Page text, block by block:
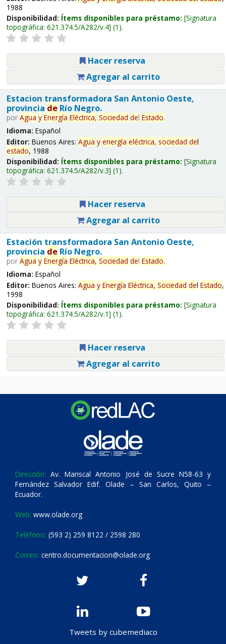
1988
Disponibilidad: Ítems disponibles para préstamo: Signatura
topográfica: 621.374.5/A282/v.4 (1).
Hacer reserva
Agregar al carrito
Estacion transformadora San Antonio Oeste,
provincia deRío Negro.
por Agua y Energía Eléctrica, Sociedad del Estado.
Idioma: Español
Editor: Buenos Aires: Agua y energía eléctrica, sociedad del
estado, 1988
Disponibilidad: Ítems disponibles para préstamo: Signatura
topográfica: 621.374.5/A282/v.3 (1).
Hacer reserva
Agregar al carrito
Estación transformadora San Antonio Oeste,
provincia deRío Negro.
por Agua y Energía Eléctrica, Sociedad del Estado.
Idioma: Español
Editor: Buenos Aires: Agua y Energía Eléctrica, Sociedad del Estado,
1998
Disponibilidad: Ítems disponibles para préstamo: Signatura
topográfica: 621.374.5/A282/v.1 (1).
Hacer reserva
Agregar al carrito
Dirección: Av. Mariscal Antonio José de Sucre N58-63 y
Fernández Salvador Edif. Olade – San Carlos, Quito –
Ecuador.
Web: www.olade.org
Teléfono: (593 2) 259 8122 / 2598 280
Correo: centro.documentacion@olade.org
Tweets by cubemediaco